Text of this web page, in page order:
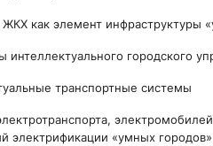
как элемент инфраструктуры
интеллектуального городского
транспортные системы
электрификации «умных городов»